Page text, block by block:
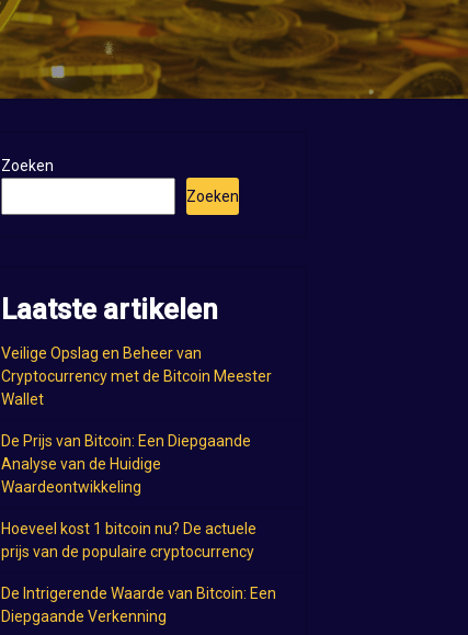
Zoeken
Zoeken
Laatste artikelen
Veilige Opslag en Beheer van
Cryptocurrency met de Bitcoin Meester
Wallet
De Prijs van Bitcoin: Een Diepgaande
Analyse van de Huidige
Waardeontwikkeling
Hoeveel kost 1 bitcoin nu? De actuele
prijs van de populaire cryptocurrency
De Intrigerende Waarde van Bitcoin: Een
Diepgaande Verkenning